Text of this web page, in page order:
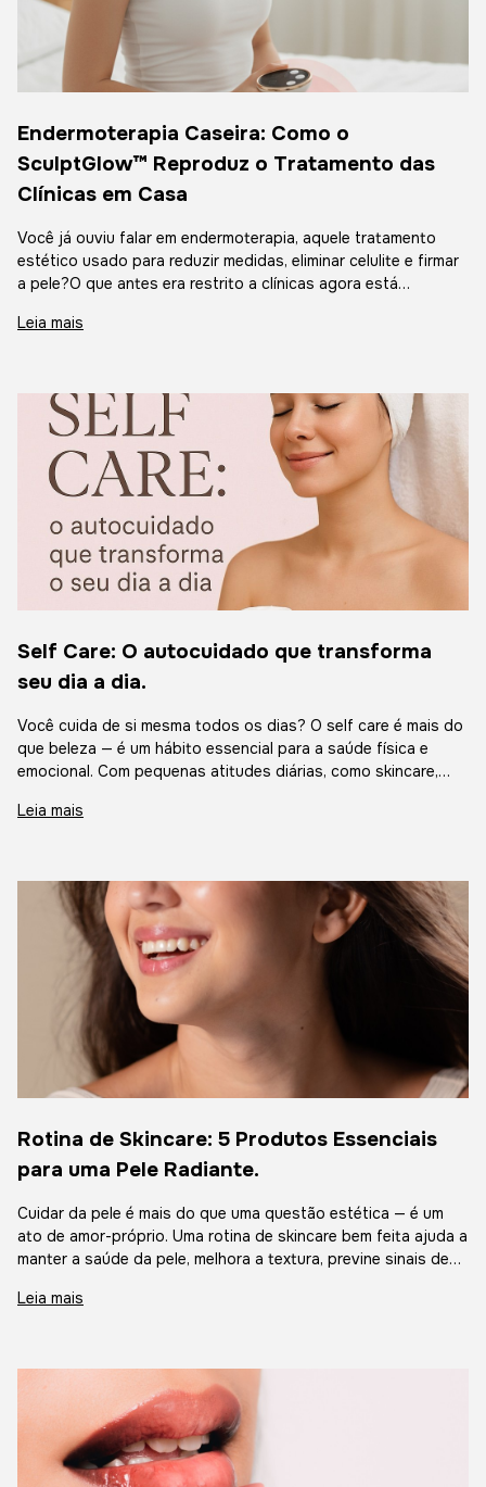
Endermoterapia Caseira: Como o
SculptGlow™ Reproduz o Tratamento das
Clínicas em Casa
Você já ouviu falar em endermoterapia, aquele tratamento
estético usado para reduzir medidas, eliminar celulite e firmar
a pele?O que antes era restrito a clínicas agora está
tecnologia beauty tech.Co
Leia mais
Self Care: O autocuidado que transforma
seu dia a dia.
Você cuida de si mesma todos os dias? O self care é mais do
que beleza — é um hábito essencial para a saúde física e
emocional. Com pequenas atitudes diárias, como skincare,
fortalece sua autoestima e qualidade de vida. Aprenda como
Elegance, você encontra os produtos ideais para tornar esse
momento ainda mais especial.
Leia mais
Rotina de Skincare: 5 Produtos Essenciais
para uma Pele Radiante.
Cuidar da pele é mais do que uma questão estética — é um
ato de amor-próprio. Uma rotina de skincare bem feita ajuda a
manter a saúde da pele, melhora a textura, previne sinais de
separamos 5 pro
Leia mais